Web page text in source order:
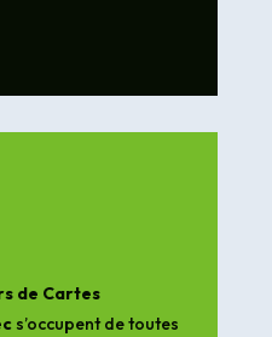
de Cartes
s’occupent de toutes